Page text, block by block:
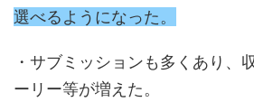
選べるようになった。
・サブミッションも多くあり、
ーリー等が増えた。